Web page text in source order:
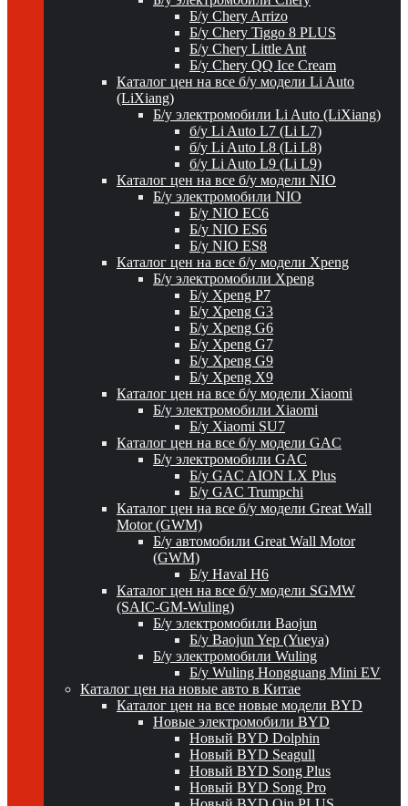
Б/у Chery Arrizo
Б/у Chery Tiggo 8 PLUS
Б/у Chery Little Ant
Б/у Chery QQ Ice Cream
Каталог цен на все б/у модели Li Auto
(LiXiang)
Б/у электромобили Li Auto (LiXiang)
б/у Li Auto L7 (Li L7)
б/у Li Auto L8 (Li L8)
б/у Li Auto L9 (Li L9)
Каталог цен на все б/у модели NIO
Б/у электромобили NIO
Б/у NIO EC6
Б/у NIO ES6
Б/у NIO ES8
Каталог цен на все б/у модели Xpeng
Б/у электромобили Xpeng
Б/у Xpeng P7
Б/у Xpeng G3
Б/у Xpeng G6
Б/у Xpeng G7
Б/у Xpeng G9
Б/у Xpeng X9
Каталог цен на все б/у модели Xiaomi
Б/у электромобили Xiaomi
Б/у Xiaomi SU7
Каталог цен на все б/у модели GAC
Б/у электромобили GAC
Б/у GAC AION LX Plus
Б/у GAC Trumpchi
Каталог цен на все б/у модели Great Wall
Motor (GWM)
Б/у автомобили Great Wall Motor
(GWM)
Б/у Haval H6
Каталог цен на все б/у модели SGMW
(SAIC-GM-Wuling)
Б/у электромобили Baojun
Б/у Baojun Yep (Yueya)
Б/у электромобили Wuling
Б/у Wuling Hongguang Mini EV
Каталог цен на новые авто в Китае
Каталог цен на все новые модели BYD
Новые электромобили BYD
Новый BYD Dolphin
Новый BYD Seagull
Новый BYD Song Plus
Новый BYD Song Pro